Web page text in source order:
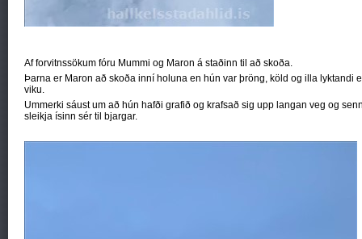
Af forvitnssökum fóru Mummi og Maron á staðinn til að skoða.
Þarna er Maron að skoða inní holuna en hún var þröng, köld og illa
viku.
Ummerki sáust um að hún hafði grafið og krafsað sig upp langan veg og
sleikja ísinn sér til bjargar.